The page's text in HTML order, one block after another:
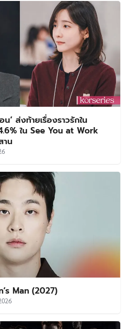
ส่งท้ายเรื่องราวรักใน
ใน See You at Work
น
Man (2027)